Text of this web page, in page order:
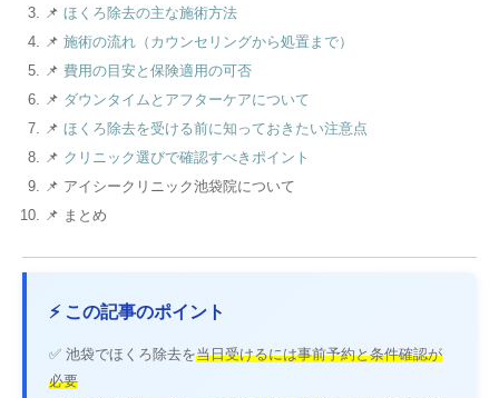
📌 ほくろ除去の主な施術方法
📌 施術の流れ（カウンセリングから処置まで）
📌 費用の目安と保険適用の可否
📌 ダウンタイムとアフターケアについて
📌 ほくろ除去を受ける前に知っておきたい注意点
📌 クリニック選びで確認すべきポイント
📌 アイシークリニック池袋院について
📌 まとめ
⚡ この記事のポイント
✅ 池袋でほくろ除去を当日受けるには事前予約と条件確認が
必要